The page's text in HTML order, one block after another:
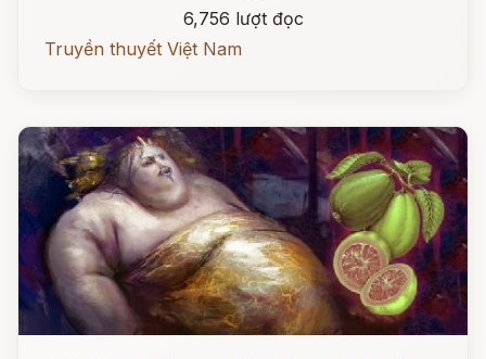
6,756 lượt đọc
Truyền thuyết Việt Nam